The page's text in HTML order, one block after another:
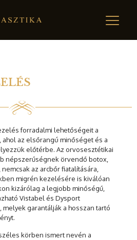
forradalmi lehetőségeit a
ahol az elsőrangú minőséget és a
előtérbe. Az orvosesztétikai
népszerűségnek örvendő botox,
az arcbőr fiatalítására,
migrén kezelésére is kiválóan
kizárólag a legjobb minőségű,
Vistabel és Dysport
garantálják a hosszan tartó
körben ismert nevén a